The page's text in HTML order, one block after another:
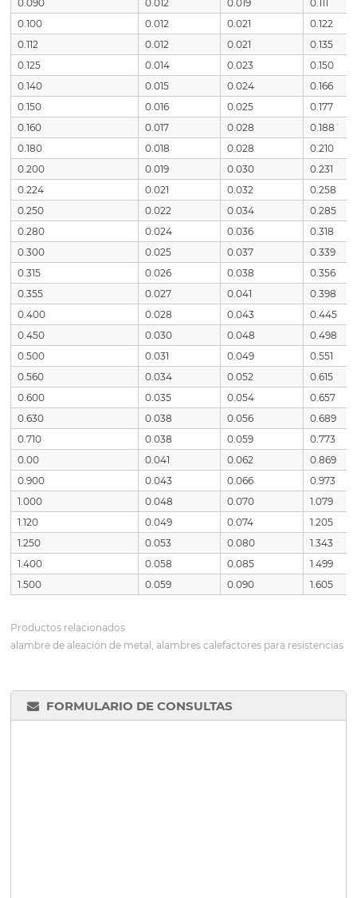
0.090 0.012 0.019
0.111
0.100
0.012 0.021
0.122
0.112
0.012 0.021
0.135
0.125
0.014 0.023
0.150
0.140
0.015 0.024
0.166
0.150
0.016 0.025
0.177
0.160
0.017 0.028
0.188
0.180
0.018 0.028
0.210
0.200
0.019 0.030
0.231
0.224
0.021 0.032
0.258
0.250
0.022 0.034
0.285
0.280
0.024 0.036
0.318
0.300
0.025 0.037
0.339
0.315
0.026 0.038
0.356
0.355
0.027 0.041
0.398
0.400
0.028 0.043
0.445
0.450
0.030 0.048
0.498
0.500
0.031 0.049
0.551
0.560
0.034 0.052
0.615
0.600
0.035 0.054
0.657
0.630
0.038 0.056
0.689
0.710
0.038 0.059
0.773
0.00
0.041 0.062
0.869
0.900
0.043 0.066
0.973
1.000
0.048 0.070
1.079
1.120
0.049 0.074
1.205
1.250
0.053 0.080
1.343
1.400
0.058 0.085
1.499
1.500
0.059 0.090 1.605
Productos relacionados
alambre de aleación de metal, alambres calefactores para resistencias
FORMULARIO DE CONSULTAS